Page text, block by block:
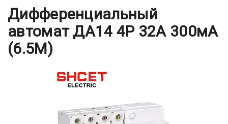
Дифференциальный
автомат ДА14 4P 32А 300мА
(6.5М)